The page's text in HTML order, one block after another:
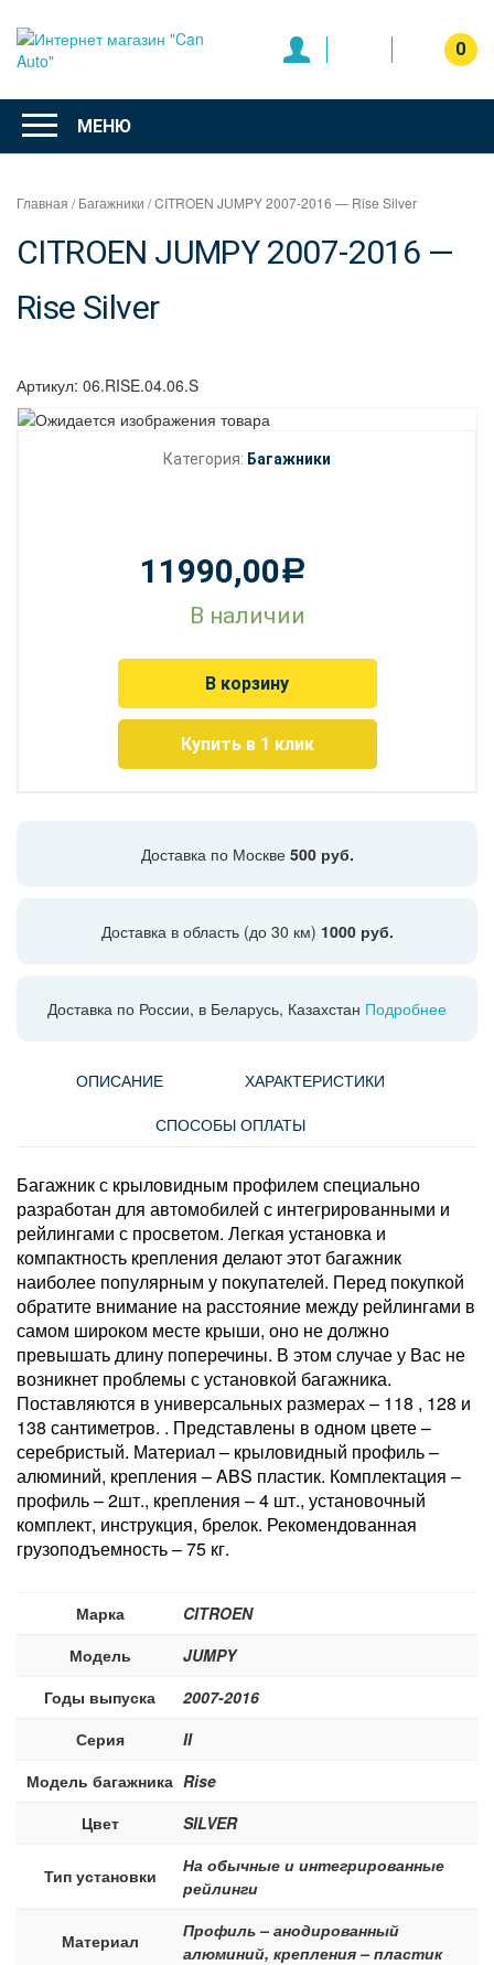
содержимому
Интернет
магазин
"Can Auto"
0
МЕНЮ
Главная /Багажники / CITROEN JUMPY 2007-2016 — Rise Silver
CITROEN JUMPY 2007-2016 —
Rise Silver
Артикул: 06.RISE.04.06.S
Категория: Багажники
11990,00Р
В наличии
В корзину
Купить в 1 клик
Доставка по Москве 500 руб.
Доставка в область (до 30 км) 1000 руб.
Доставка по России, в Беларусь, Казахстан Подробнее
ОПИСАНИЕ
ХАРАКТЕРИСТИКИ
СПОСОБЫ ОПЛАТЫ
Багажник с крыловидным профилем специально
разработан для автомобилей с интегрированными и
рейлингами с просветом. Легкая установка и
компактность крепления делают этот багажник
наиболее популярным у покупателей. Перед покупкой
обратите внимание на расстояние между рейлингами в
самом широком месте крыши, оно не должно
превышать длину поперечины. В этом случае у Вас не
возникнет проблемы с установкой багажника.
Поставляются в универсальных размерах – 118 , 128 и
138 сантиметров. . Представлены в одном цвете –
серебристый. Материал – крыловидный профиль –
алюминий, крепления – ABS пластик. Комплектация –
профиль – 2шт., крепления – 4 шт., установочный
комплект, инструкция, брелок. Рекомендованная
грузоподъемность – 75 кг.
Марка
CITROEN
Модель
JUMPY
Годы выпуска
2007-2016
Серия
II
Модель багажника Rise
Цвет
SILVER
Тип установки
На обычные и интегрированные
рейлинги
Материал
Профиль – анодированный
алюминий, крепления – пластик